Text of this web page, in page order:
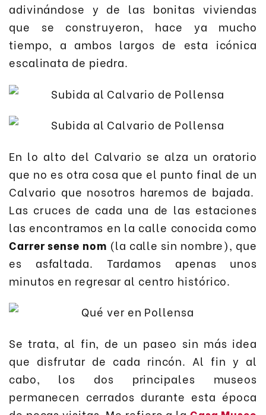
adivinándose y de las bonitas viviendas
que se construyeron, hace ya mucho
tiempo, a ambos largos de esta icónica
escalinata de piedra.
En lo alto del Calvario se alza un oratorio
que no es otra cosa que el punto final de un
Calvario que nosotros haremos de bajada.
Las cruces de cada una de las estaciones
las encontramos en la calle conocida como
Carrer sense nom (la calle sin nombre), que
es asfaltada. Tardamos apenas unos
minutos en regresar al centro histórico.
Se trata, al fin, de un paseo sin más idea
que disfrutar de cada rincón. Al fin y al
cabo, los dos principales museos
permanecen cerrados durante esta época